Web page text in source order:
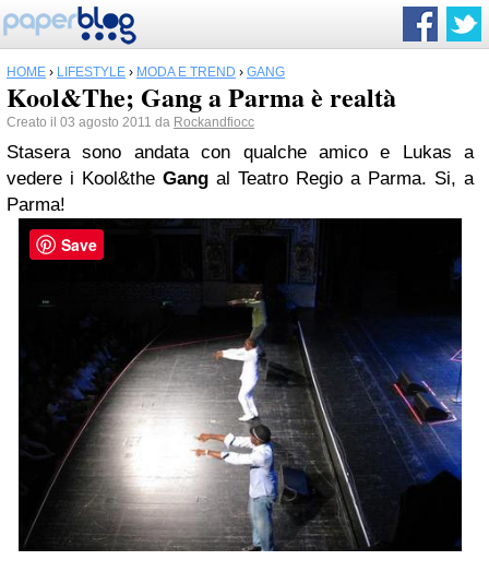
HOME › LIFESTYLE › MODA E TREND › GANG
Kool&The; Gang a Parma è realtà
Creato il 03 agosto 2011 da Rockandfiocc
Stasera sono andata con qualche amico e Lukas a
vedere i Kool&the Gang al Teatro Regio a Parma. Si, a
Parma!
Save